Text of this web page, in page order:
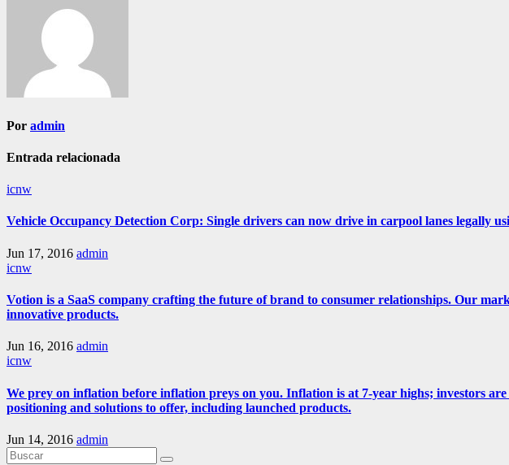
Por admin
Entrada relacionada
icnw
Vehicle Occupancy Detection Corp: Single drivers can now drive in carpool lanes legally
Jun 17, 2016 admin
icnw
Votion is a SaaS company crafting the future of brand to consumer relationships. Our
innovative products.
Jun 16, 2016 admin
icnw
We prey on inflation before inflation preys on you. Inflation is at 7-year highs; investors
positioning and solutions to offer, including launched products.
Jun 14, 2016 admin